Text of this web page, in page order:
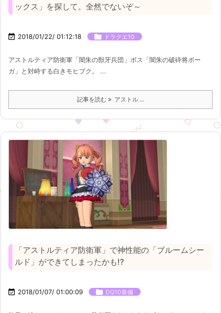
ックス」を探して。全然でないぞ～
 2018/01/22/ 01:12:18  ドラクエ10
アストルティア防衛軍「闇朱の獣牙兵団」ボス「闇朱の破砕将ボー
ガ」と対峙する白きモヒプク。 ...
記事を読む アストル ...
「アストルティア防衛軍」で神性能の「ブルームシー
ルド」ができてしまったかも!?
 2018/01/07/ 01:00:09  DQ10装備